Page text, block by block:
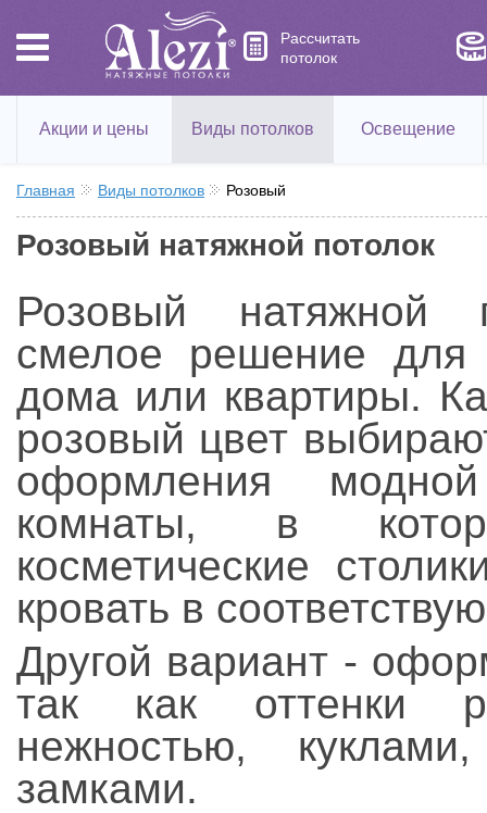
Рассчитать
потолок
Акции и цены Виды потолков Освещение
Главная Виды потолков Розовый
Розовый натяжной потолок
Розовый натяжной
смелое решение для
дома или квартиры.
розовый цвет
оформления
комнаты, в
косметические
кровать в
Другой вариант -
так как оттенки
нежностью,
замками.